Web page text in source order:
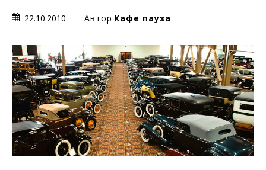
22.10.2010 Автор Кафе пауза